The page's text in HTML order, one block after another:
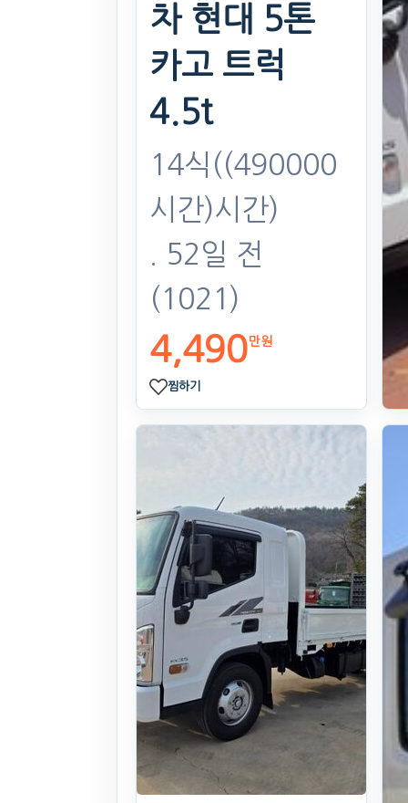
차 현대 5톤
카고 트럭
4.5t
14식((490000
시간)시간)
. 52일 전
(1021)
4,490만원
찜하기